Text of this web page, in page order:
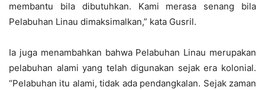
membantu bila dibutuhkan. Kami merasa senang bila
Pelabuhan Linau dimaksimalkan,” kata Gusril.
Ia juga menambahkan bahwa Pelabuhan Linau merupakan
pelabuhan alami yang telah digunakan sejak era kolonial.
“Pelabuhan itu alami, tidak ada pendangkalan. Sejak zaman